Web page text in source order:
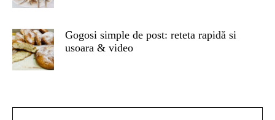
Gogosi simple de post: reteta rapidă si
usoara & video